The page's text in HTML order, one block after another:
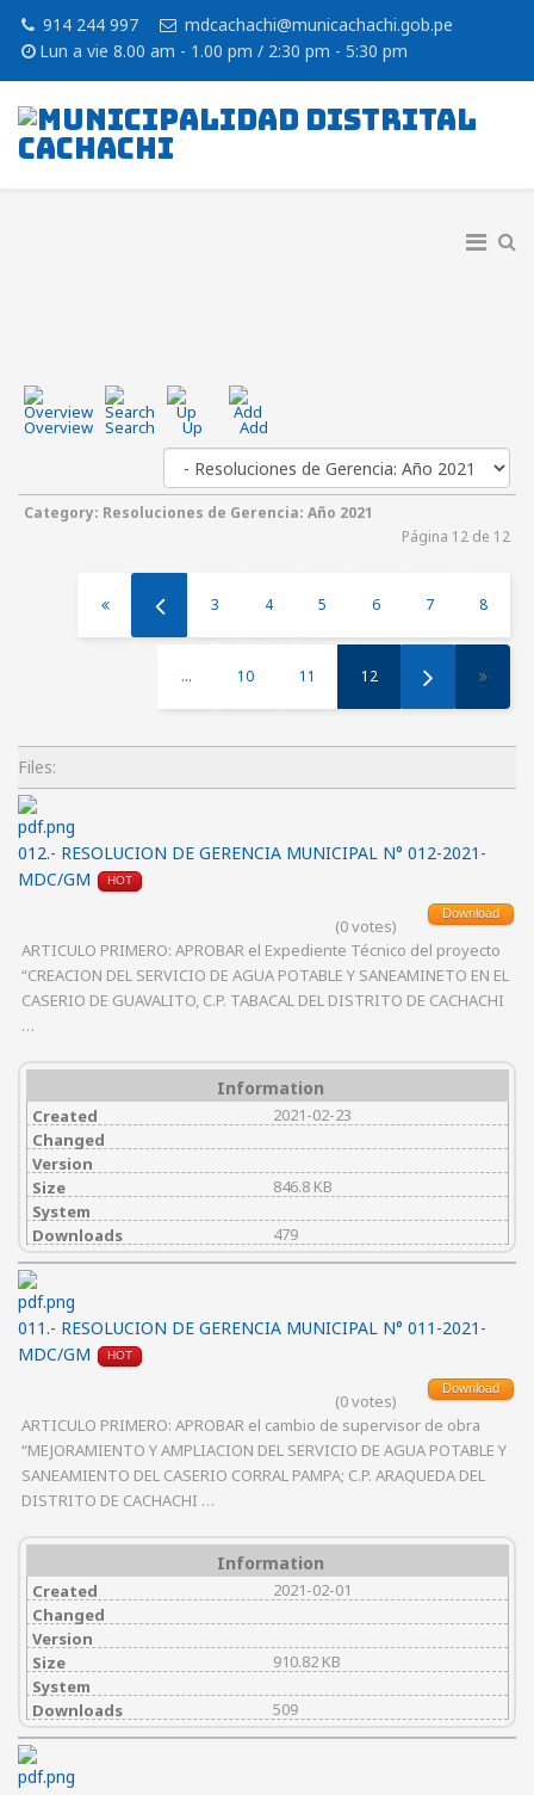
914 244 997
mdcachachi@municachachi.gob.pe
Lun a vie 8.00 am - 1.00 pm / 2:30 pm - 5:30 pm
Overview Search Up Add
Category: Resoluciones de Gerencia: Año 2021
Página 12 de 12
3 4 5 6 7 8
... 10 11 12
Files:
012.- RESOLUCION DE GERENCIA MUNICIPAL N° 012-2021-
MDC/GM
HOT
Download
(0 votes)
ARTICULO PRIMERO: APROBAR el Expediente Técnico del proyecto
“CREACION DEL SERVICIO DE AGUA POTABLE Y SANEAMINETO EN EL
CASERIO DE GUAVALITO, C.P. TABACAL DEL DISTRITO DE CACHACHI
…
Information
Created
2021-02-23
Changed
Version
Size
846.8 KB
System
Downloads
479
011.- RESOLUCION DE GERENCIA MUNICIPAL N° 011-2021-
MDC/GM
HOT
Download
(0 votes)
ARTICULO PRIMERO: APROBAR el cambio de supervisor de obra
“MEJORAMIENTO Y AMPLIACION DEL SERVICIO DE AGUA POTABLE Y
SANEAMIENTO DEL CASERIO CORRAL PAMPA; C.P. ARAQUEDA DEL
DISTRITO DE CACHACHI …
Information
Created
2021-02-01
Changed
Version
Size
910.82 KB
System
Downloads
509